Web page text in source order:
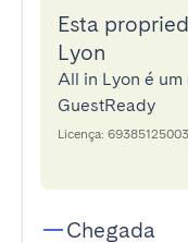
Esta
Lyon
All in Lyon é
GuestReady
Licença:
Chegada